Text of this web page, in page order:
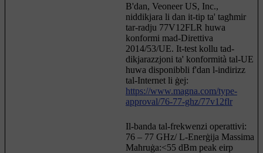
B'dan, Veoneer US, Inc.,
niddikjara li dan it-tip ta' tagħmir
tar-radju 77V12FLR huwa
konformi mad-Direttiva
2014/53/UE. It-test kollu tad-
dikjarazzjoni ta' konformità tal-UE
huwa disponibbli f'dan l-indirizz
tal-Internet li ġej:
https://www.magna.com/type-
approval/76-77-ghz/77v12flr
Il-banda tal-frekwenzi operattivi:
76 – 77 GHz/ L-Enerġija Massima
Maħruġa:<55 dBm peak eirp